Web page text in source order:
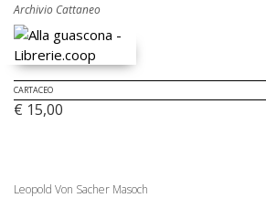
Archivio Cattaneo
CARTACEO
€ 15,00
Leopold Von Sacher Masoch